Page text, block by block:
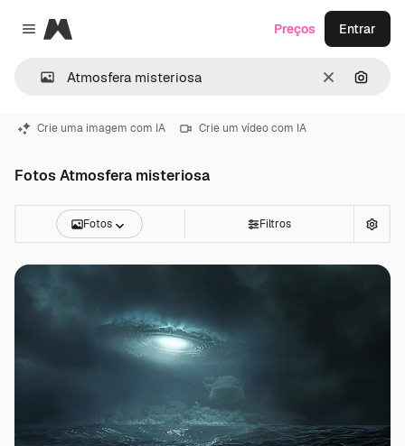
Close menu
Magnific
Limpar
Preços Entrar
Crie uma imagem com IA Crie um vídeo com IA
Fotos Atmosfera misteriosa
Fotos Filtros